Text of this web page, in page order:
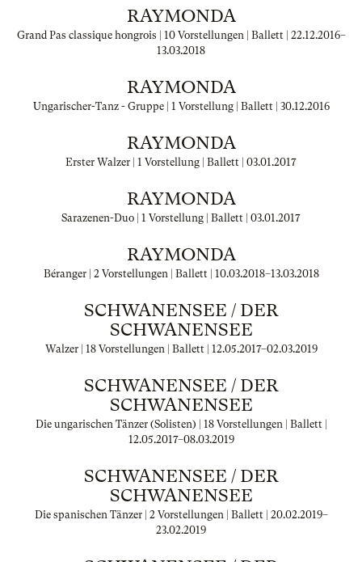
RAYMONDA
Grand Pas classique hongrois | 10 Vorstellungen | Ballett | 22.12.2016–
13.03.2018
RAYMONDA
Ungarischer-Tanz - Gruppe | 1 Vorstellung | Ballett | 30.12.2016
RAYMONDA
Erster Walzer | 1 Vorstellung | Ballett | 03.01.2017
RAYMONDA
Sarazenen-Duo | 1 Vorstellung | Ballett | 03.01.2017
RAYMONDA
Béranger | 2 Vorstellungen | Ballett | 10.03.2018–13.03.2018
SCHWANENSEE / DER
SCHWANENSEE
Walzer | 18 Vorstellungen | Ballett | 12.05.2017–02.03.2019
SCHWANENSEE / DER
SCHWANENSEE
Die ungarischen Tänzer (Solisten) | 18 Vorstellungen | Ballett |
12.05.2017–08.03.2019
SCHWANENSEE / DER
SCHWANENSEE
Die spanischen Tänzer | 2 Vorstellungen | Ballett | 20.02.2019–
23.02.2019